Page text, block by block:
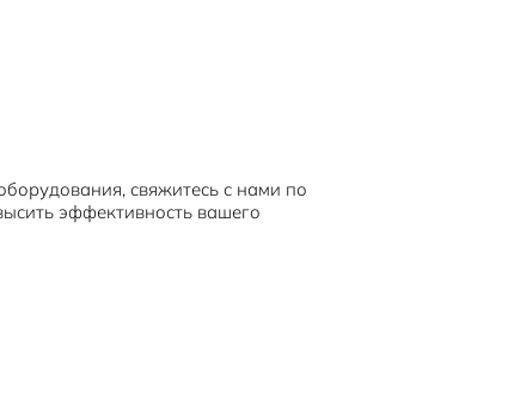
свяжитесь с нами по
эффективность вашего